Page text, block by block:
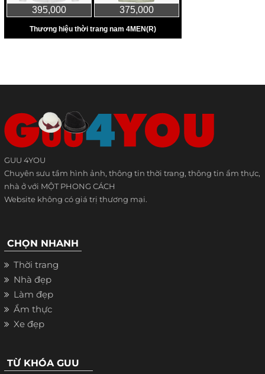
GUU 4YOU
Chuyên sưu tầm hình ảnh, thông tin thời trang, thông tin ẩm thực,
nhà ở với MỘT PHONG CÁCH
Website không có giá trị thương mại.
CHỌN NHANH
Thời trang
Nhà đẹp
Làm đẹp
Ẩm thực
Xe đẹp
TỪ KHÓA GUU